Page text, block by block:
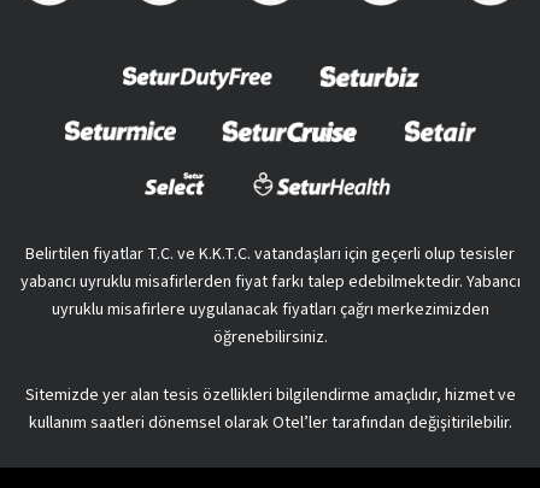
Belirtilen fiyatlar T.C. ve K.K.T.C. vatandaşları için geçerli olup tesisler
yabancı uyruklu misafirlerden fiyat farkı talep edebilmektedir. Yabancı
uyruklu misafirlere uygulanacak fiyatları çağrı merkezimizden
öğrenebilirsiniz.
Sitemizde yer alan tesis özellikleri bilgilendirme amaçlıdır, hizmet ve
kullanım saatleri dönemsel olarak Otel’ler tarafından değişitirilebilir.